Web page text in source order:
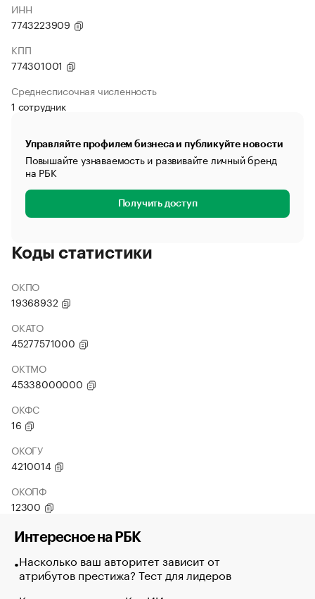
ИНН
7743223909
КПП
774301001
Среднесписочная численность
1 сотрудник
Управляйте профилем бизнеса и публикуйте новости
Повышайте узнаваемость и развивайте личный бренд
на РБК
Получить доступ
Коды статистики
ОКПО
19368932
ОКАТО
45277571000
ОКТМО
45338000000
ОКФС
16
ОКОГУ
4210014
ОКОПФ
12300
Интересное на РБК
Насколько ваш авторитет зависит от
атрибутов престижа? Тест для лидеров